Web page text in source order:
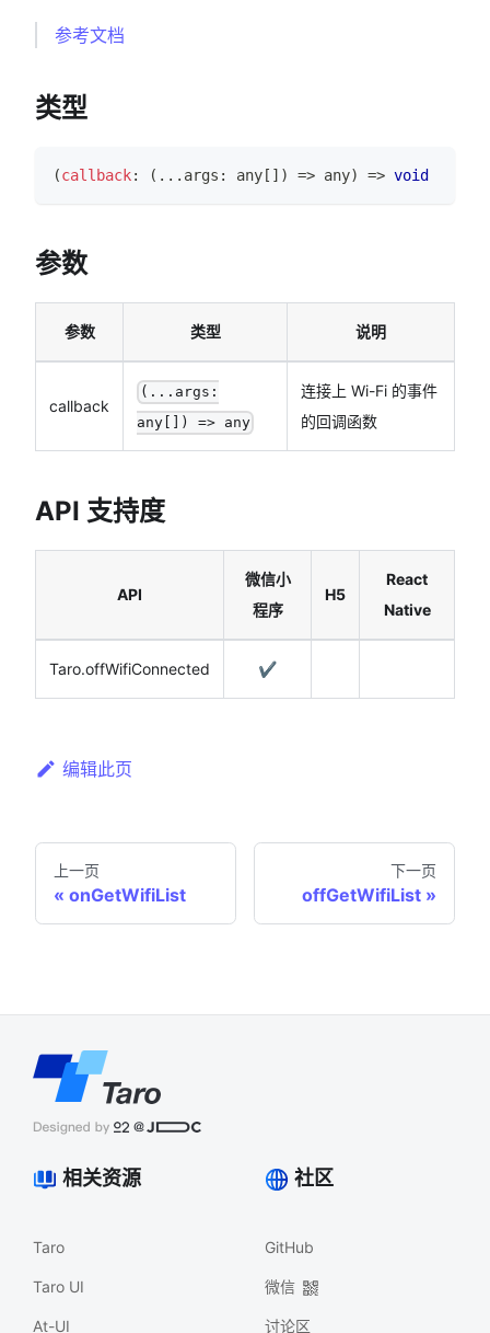
参考文档
类型
(callback: ( ... args : any [ ] ) => any) => void
参数
参数 类型 说明
callback
(...args:
any[]) => any
连接上 Wi-Fi 的事件
的回调函数
API 支持度
API
微信小
程序
H5
React
Native
Taro.offWifiConnected ✔️
编辑此页
上一页
onGetWifiList
下一页
offGetWifiList
相关资源
Taro
Taro UI
At-UI
社区
GitHub
微信
讨论区